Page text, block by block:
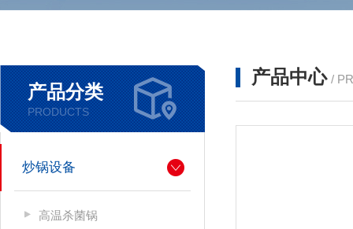
产品分类
PRODUCTS
炒锅设备
高温杀菌锅
产品中心 /